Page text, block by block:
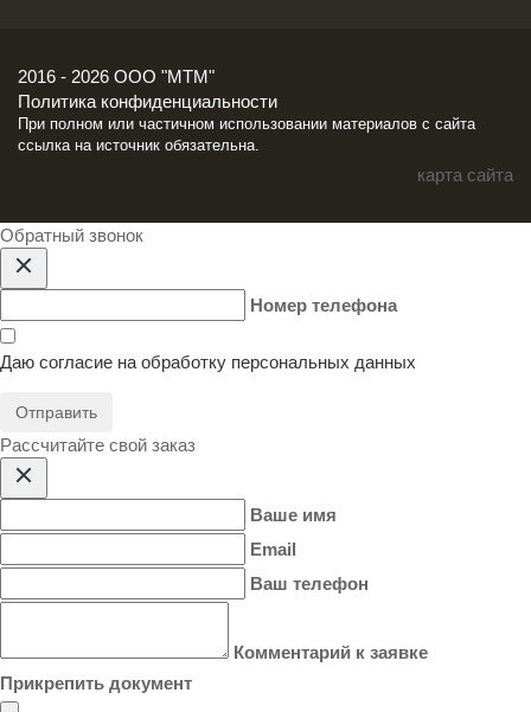
2016 - 2026 ООО "МТМ"
Политика конфиденциальности
При полном или частичном использовании материалов с сайта
ссылка на источник обязательна.
карта сайта
Обратный звонок
Номер телефона
Даю согласие на обработку персональных данных
Отправить
Расcчитайте свой заказ
Ваше имя
Email
Ваш телефон
Комментарий к заявке
Прикрепить документ